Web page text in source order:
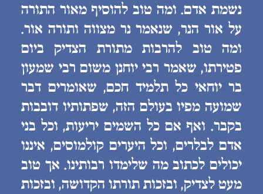
נשמת אדם. ומה טוב להוסיף מאור התורה
על אור הנר, שנאמר נר מצווה ותורה אור.
ומה טוב להרבות מתורת הצדיק ביום
פטירתו, שאמר רבי יוחנן משום רבי שמעון
בר יוחאי כל תלמיד חכם, שאומרים דבר
שמועה מפיו בעולם הזה, שפתותיו דובבות
בקבר. ואף אם כל השמים יריעות, וכל בני
אדם לבלרים, וכל היערים קולמוסים, איננו
יכולים לכתוב מה שלימדו רבותינו. אך טוב
מעט לצדיק, ובזכות תורתו הקדושה, ובזכות